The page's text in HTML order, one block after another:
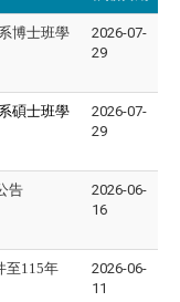
博士班學
2026-07-
29
碩士班學
2026-07-
29
告
2026-06-
16
至115年
2026-06-
11